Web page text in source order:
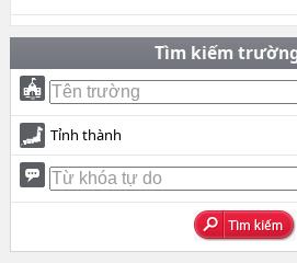
Tìm kiếm
Tỉnh thành